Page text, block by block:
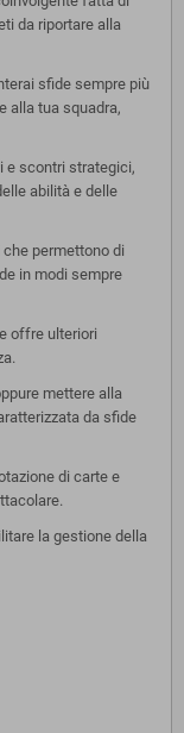
da riportare alla
sfide sempre più
alla tua squadra,
e scontri strategici,
abilità e delle
permettono di
in modi sempre
offre ulteriori
mettere alla
da sfide
di carte e
la gestione della